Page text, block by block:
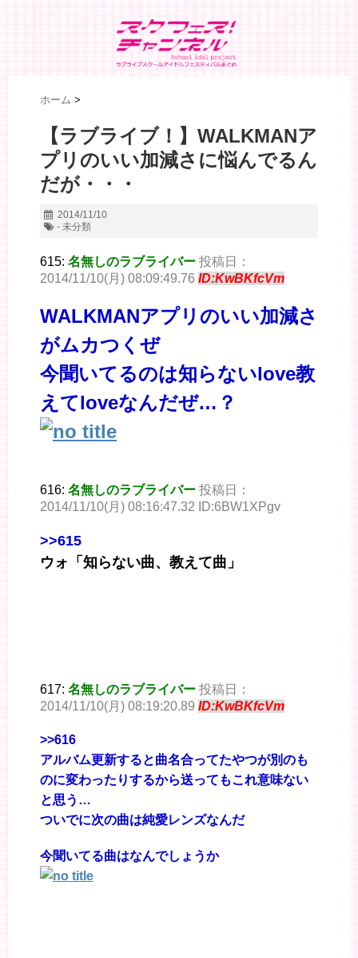
ホーム >
【ラブライブ！】WALKMANア
プリのいい加減さに悩んでるん
だが・・・
2014/11/10
- 未分類
615: 名無しのラブライバー 投稿日：
2014/11/10(月) 08:09:49.76 ID:KwBKfcVm
WALKMANアプリのいい加減さ
がムカつくぜ
今聞いてるのは知らないlove教
えてloveなんだぜ…？
616: 名無しのラブライバー 投稿日：
2014/11/10(月) 08:16:47.32 ID:6BW1XPgv
>>615
ウォ「知らない曲、教えて曲」
617: 名無しのラブライバー 投稿日：
2014/11/10(月) 08:19:20.89 ID:KwBKfcVm
>>616
アルバム更新すると曲名合ってたやつが別のも
のに変わったりするから送ってもこれ意味ない
と思う…
ついでに次の曲は純愛レンズなんだ
今聞いてる曲はなんでしょうか